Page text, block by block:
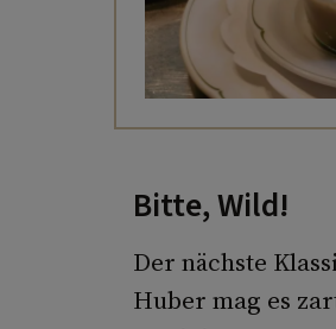
Bitte, Wild!
Der nächste
Huber mag es